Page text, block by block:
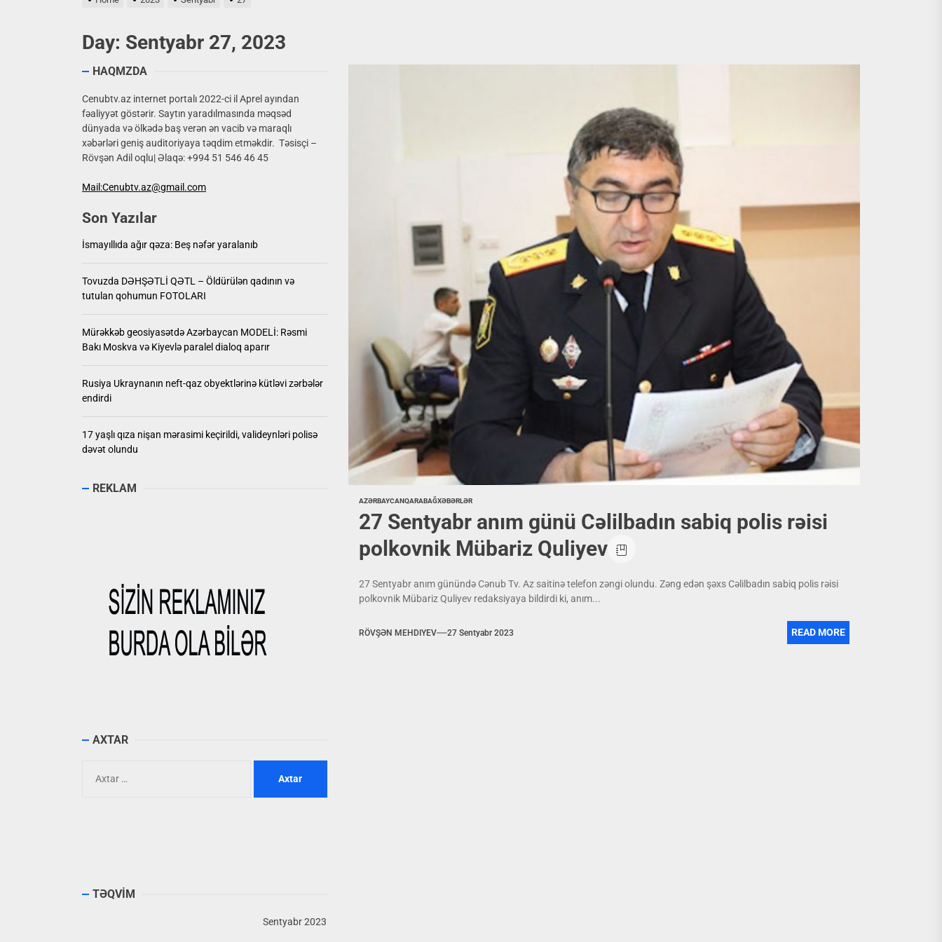
Mürəkkəb geosiyasətdə Azərbaycan MODELİ: Rəsmi Bakı Moskva və Kiyevlə paralel dialoq aparır
Rusiya Ukraynanın neft-qaz obyektlərinə kütləvi zərbələr endirdi
17 yaşlı qıza nişan mərasimi keçirildi, valideynləri polisə dəvət olundu
Day: Sentyabr 27, 2023
AZƏRBAYCANQARABAĞXƏBƏRLƏR
27 Sentyabr anım günü Cəlilbadın sabiq polis rəisi
polkovnik Mübariz Quliyev
27 Sentyabr anım günündə Cənub Tv. Az saitinə telefon zəngi olundu. Zəng edən şəxs Cəlilbadın sabiq polis rəisi
polkovnik Mübariz Quliyev redaksiyaya bildirdi ki, anım...
RÖVŞƏN MEHDIYEV 27 Sentyabr 2023 READ MORE
HAQMZDA
Cenubtv.az internet portalı 2022-ci il Aprel ayından
fəaliyyət göstərir. Saytın yaradılmasında məqsəd
dünyada və ölkədə baş verən ən vacib və maraqlı
xəbərləri geniş auditoriyaya təqdim etməkdir. Təsisçi –
Rövşən Adil oqlu| Əlaqə: +994 51 546 46 45
Mail:Cenubtv.az@gmail.com
Son Yazılar
İsmayıllıda ağır qəza: Beş nəfər yaralanıb
Tovuzda DƏHŞƏTLİ QƏTL – Öldürülən qadının və
tutulan qohumun FOTOLARI
Mürəkkəb geosiyasətdə Azərbaycan MODELİ: Rəsmi
Bakı Moskva və Kiyevlə paralel dialoq aparır
Rusiya Ukraynanın neft-qaz obyektlərinə kütləvi zərbələr
endirdi
17 yaşlı qıza nişan mərasimi keçirildi, valideynləri polisə
dəvət olundu
REKLAM
AXTAR
TƏQVİM
Sentyabr 2023